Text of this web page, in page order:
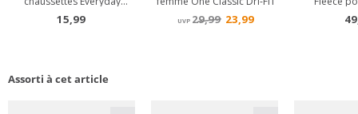
Assorti à cet article